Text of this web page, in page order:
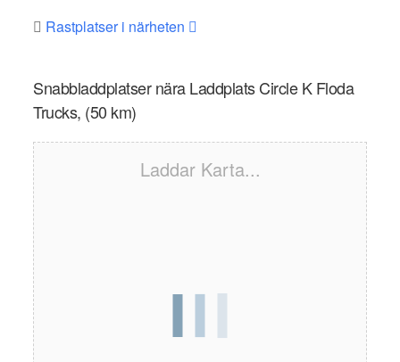
Rastplatser i närheten
Snabbladdplatser nära Laddplats Circle K Floda
Trucks, (50 km)
Laddar Karta...